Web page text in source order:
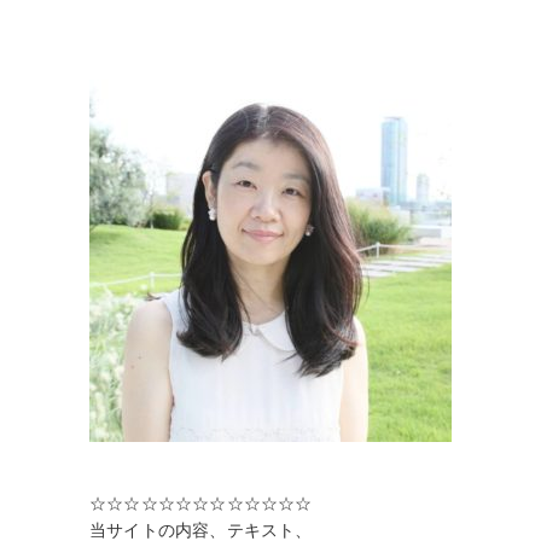
☆☆☆☆☆☆☆☆☆☆☆☆☆
当サイトの内容、テキスト、